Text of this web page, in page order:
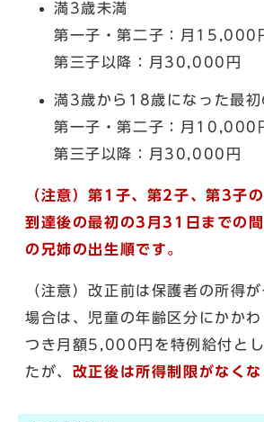
満3歳未満
第一子・第二子：月15,000
第三子以降：月30,000円
満3歳から18歳になった最
第一子・第二子：月10,000
第三子以降：月30,000円
（注意）第1子、第2子、第3子
到達後の最初の3月31日までの
の兄姉の出生順です。
（注意）改正前は保護者の所得
場合は、児童の年齢区分にかか
つき月額5,000円を特例給付と
たが、 改正後は所得制限がなくな